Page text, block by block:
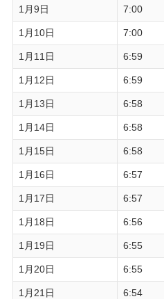
1月9日 7:00
1月10日 7:00
1月11日 6:59
1月12日 6:59
1月13日 6:58
1月14日 6:58
1月15日 6:58
1月16日 6:57
1月17日 6:57
1月18日 6:56
1月19日 6:55
1月20日 6:55
1月21日 6:54